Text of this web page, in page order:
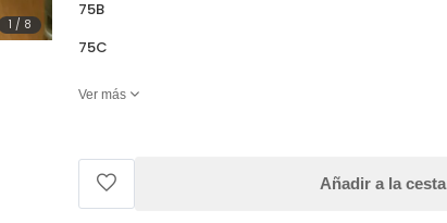
1 / 8
75B
75C
Ver más
Añadir a la cesta